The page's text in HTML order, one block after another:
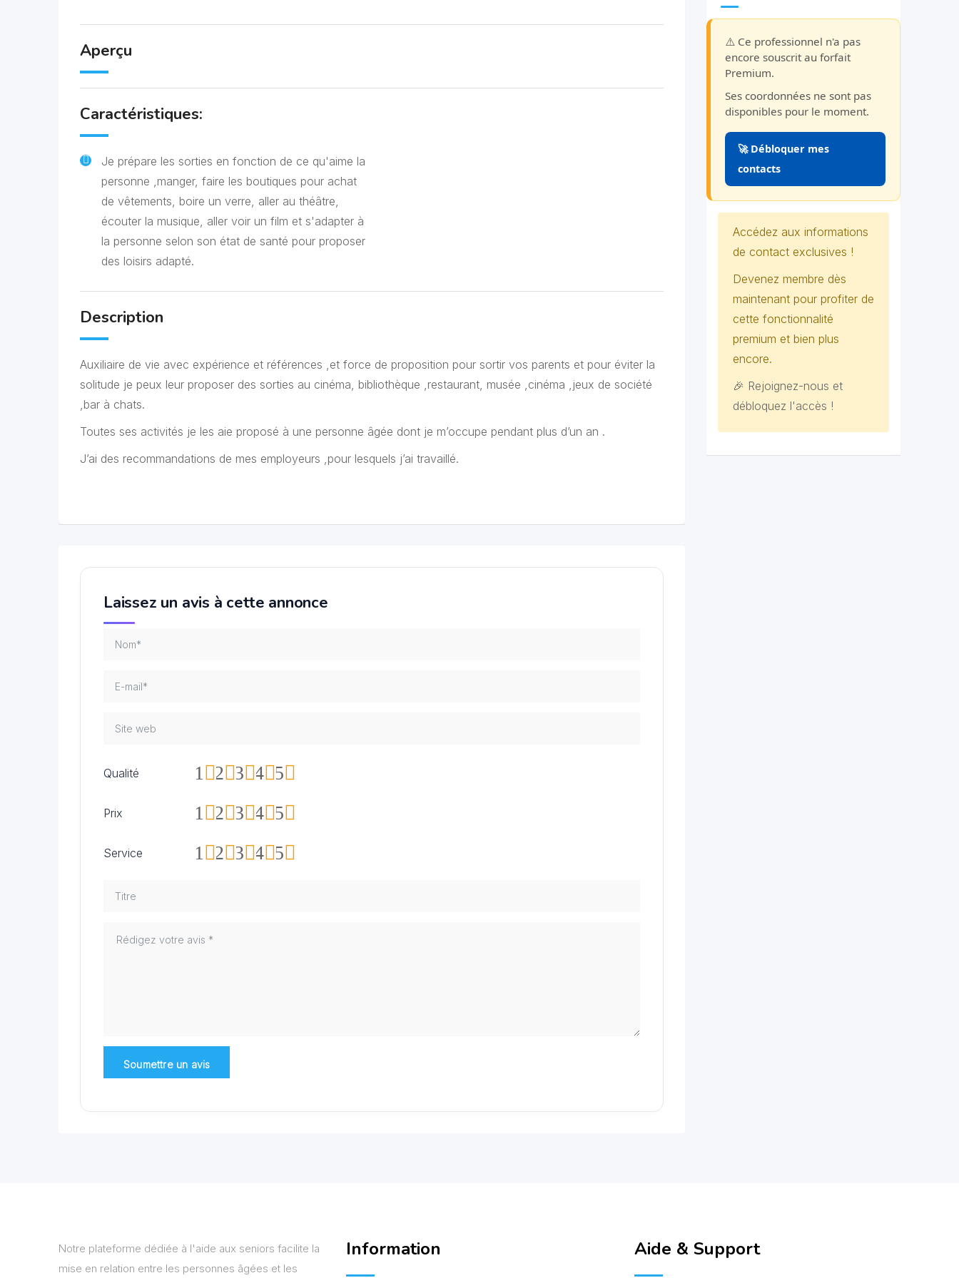
Aperçu
Caractéristiques:
Je prépare les sorties en fonction de ce qu'aime la
personne ,manger, faire les boutiques pour achat
de vêtements, boire un verre, aller au théâtre,
écouter la musique, aller voir un film et s'adapter à
la personne selon son état de santé pour proposer
des loisirs adapté.
Description
Auxiliaire de vie avec expérience et références ,et force de proposition pour sortir vos parents et pour éviter la
solitude je peux leur proposer des sorties au cinéma, bibliothèque ,restaurant, musée ,cinéma ,jeux de société
,bar à chats.
Toutes ses activités je les aie proposé à une personne âgée dont je m’occupe pendant plus d’un an .
J’ai des recommandations de mes employeurs ,pour lesquels j’ai travaillé.
Laissez un avis à cette annonce
Qualité 5
4
3
2
1
Prix 5
4
3
2
1
Service 5
4
3
2
1
⚠️ Ce professionnel n'a pas
encore souscrit au forfait
Premium.
Ses coordonnées ne sont pas
disponibles pour le moment.
🚀 Débloquer mes
contacts
Accédez aux informations
de contact exclusives !
Devenez membre dès
maintenant pour profiter de
cette fonctionnalité
premium et bien plus
encore.
🎉 Rejoignez-nous et
débloquez l'accès !
Notre plateforme dédiée à l'aide aux seniors facilite la
mise en relation entre les personnes âgées et les
Information Aide & Support